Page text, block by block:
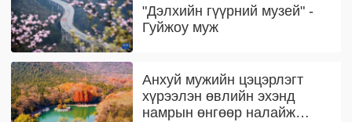
"Дэлхийн гүүрний музей" -
Гуйжоу муж
Анхуй мужийн цэцэрлэгт
хүрээлэн өвлийн эхэнд
намрын өнгөөр налайж